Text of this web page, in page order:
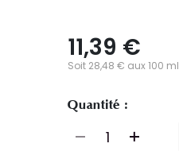
11,39 €
Soit 28,48 € aux 100 ml
Quantité :